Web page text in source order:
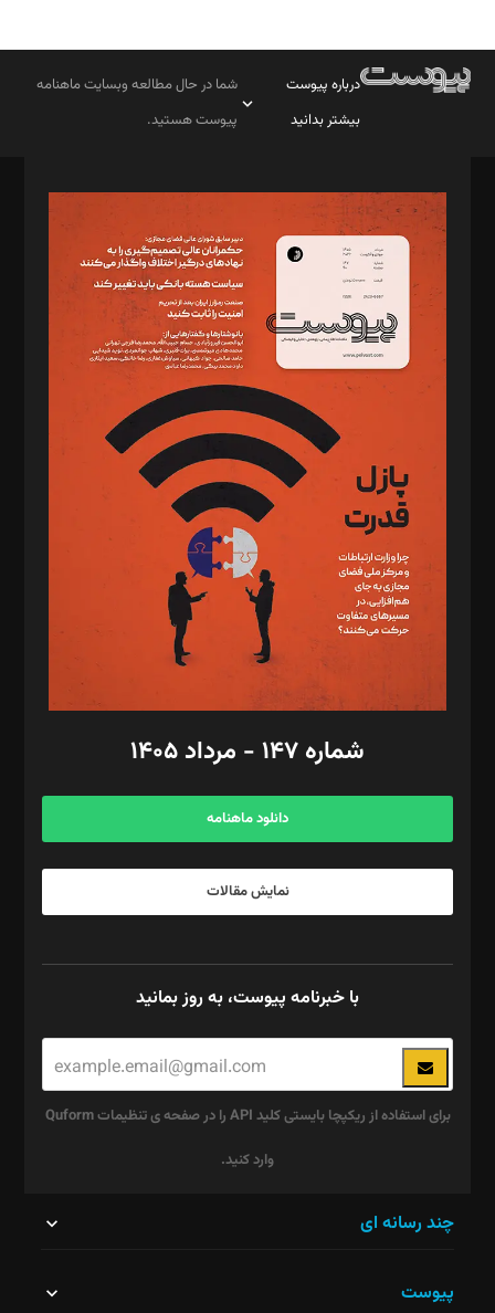
درباره پیوست
بیشتر بدانید
شما در حال مطالعه وبسایت ماهنامه
پیوست هستید.
مدیر مسئول: محمدباقر اثنی‌عشری
سردبیر: مهرک محمودی
دبیر تحریریه: میثم قاسمی
د‌بیر ناداستان: سمانه سمیع
د‌بیر خدمت و تجارت: ابوالفضل رجبی
د‌بیر حقوق فناوری: حسام‌الدین ایپکچی
د‌بیر پیوست جهان: مینا پاکدل
د‌بیر تحریریه آنلاین: بابک نقاش
تحریریه‌: مجتبی محمود‌ی، آرش برهمند، یسنا امان‌پور، سروش کرمیان،
مصطفی مسجدی آرانی، ابوالفضل رجبی، زهرا فکرانه، فائزه فتحی
رستمی،مصطفی باستان
ویرایش: نگار استاد‌‌آقا
طراح یونیفرم: مجید توکلی
فیلمبرداری و عکاسی: امیر شفیعی، مانی لطفی زاده
گرافیک و صفحه‌آرایی: سید‌سبحان‌علی ثابت
مد‌یر توسعه تجاری: کامبیز برید‌
امور مالی: شاپور رهبری، محمد‌ کاظمی‌نیا
آگهی و مشترکین: ۰۹۱۹۹۹۹۰۴۵۴
شماره ۱۴۷ - مرداد ۱۴۰۵
دانلود ماهنامه
نمایش مقالات
با خبرنامه پیوست، به روز بمانید
برای استفاده از ریکپچا بایستی کلید API را در صفحه ی تنظیمات Quform
وارد کنید.
نباید
چند رسانه ای
پیوست